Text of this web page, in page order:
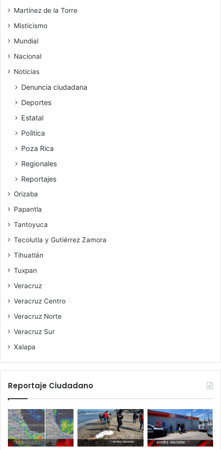
Martínez de la Torre
Misticismo
Mundial
Nacional
Noticias
Denuncia ciudadana
Deportes
Estatal
Polìtica
Poza Rica
Regionales
Reportajes
Orizaba
Papantla
Tantoyuca
Tecolutla y Gutiérrez Zamora
Tihuatlán
Tuxpan
Veracruz
Veracruz Centro
Veracruz Norte
Veracruz Sur
Xalapa
Reportaje Ciudadano